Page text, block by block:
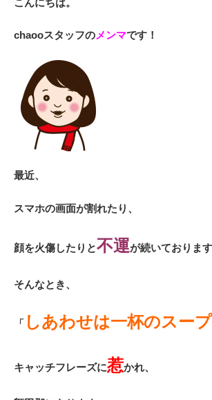
chaooスタッフのメンマです！
最近、
スマホの画面が割れたり、
顔を火傷したり と不運が続いております
そんなとき、
「 しあわせは一杯のスー
キャッチフレーズに惹かれ、